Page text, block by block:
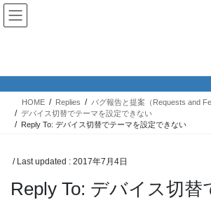
Skip
Skip
HOME Replies
バグ報告と提案（Requests and
デバイス切替でテーマを設定できない
Reply To: デバイス切替でテーマを設定できない
/ Last updated : 2017年7月4日
Reply To: デバイス切替